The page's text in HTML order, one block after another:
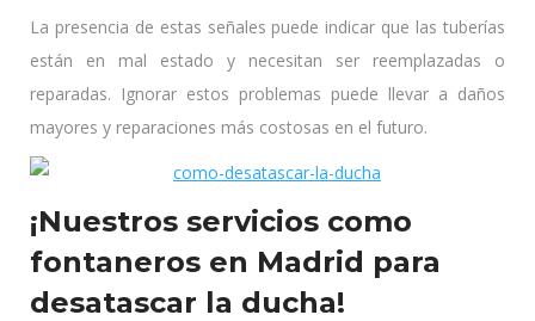
La presencia de estas señales puede indicar que las tuberías
están en mal estado y necesitan ser reemplazadas o
reparadas. Ignorar estos problemas puede llevar a daños
mayores y reparaciones más costosas en el futuro.
¡Nuestros servicios como
fontaneros en Madrid para
desatascar la ducha!